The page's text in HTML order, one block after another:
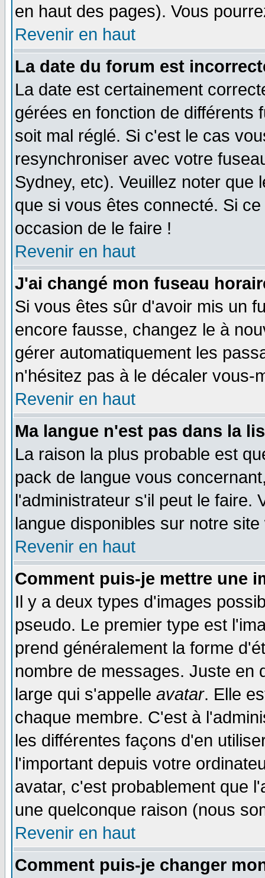
en haut des pages). Vous
Revenir en haut
La date du forum est
La date est certainement
gérées en fonction de différents
soit mal réglé. Si c'est le cas
resynchroniser avec votre
Sydney, etc). Veuillez noter que
que si vous êtes connecté. Si
occasion de le faire !
Revenir en haut
J'ai changé mon fuseau
Si vous êtes sûr d'avoir mis un
encore fausse, changez le à
gérer automatiquement les
n'hésitez pas à le décaler vous-
Revenir en haut
Ma langue n'est pas dans la
La raison la plus probable est
pack de langue vous
l'administrateur s'il peut le faire.
langue disponibles sur notre site
Revenir en haut
Comment puis-je mettre une
Il y a deux types d'images
pseudo. Le premier type est
prend généralement la forme
nombre de messages. Juste en
large qui s'appelle avatar. Elle
chaque membre. C'est à
les différentes façons d'en
l'important depuis votre
avatar, c'est probablement que
une quelconque raison (nous
Revenir en haut
Comment puis-je changer